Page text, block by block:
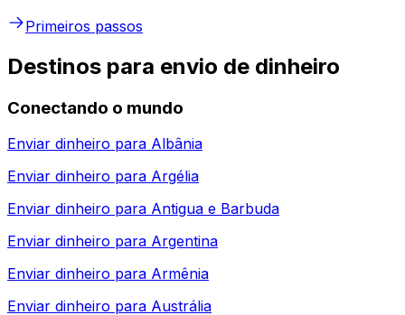
Primeiros passos
Destinos para envio de dinheiro
Conectando o mundo
Enviar dinheiro para Albânia
Enviar dinheiro para Argélia
Enviar dinheiro para Antigua e Barbuda
Enviar dinheiro para Argentina
Enviar dinheiro para Armênia
Enviar dinheiro para Austrália